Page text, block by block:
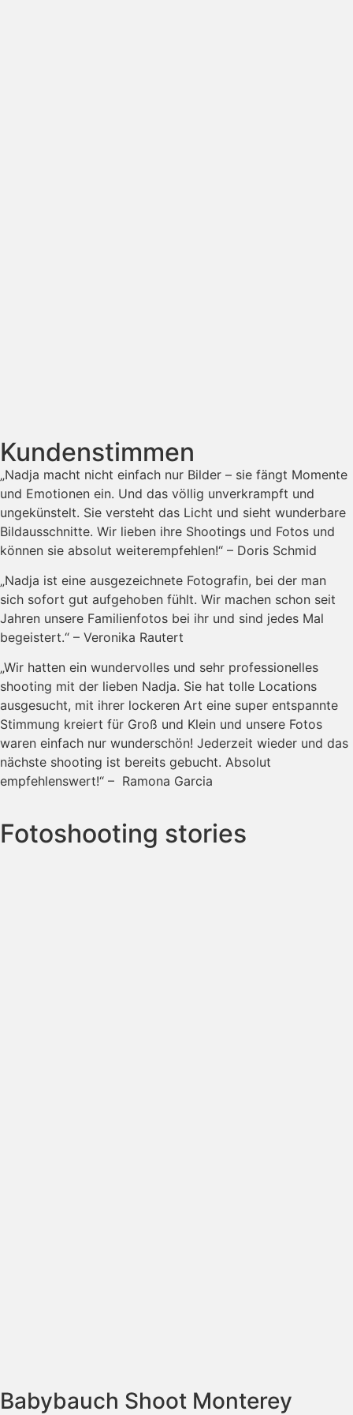
Kundenstimmen
„Nadja macht nicht einfach nur Bilder – sie fängt Momente
und Emotionen ein. Und das völlig unverkrampft und
ungekünstelt. Sie versteht das Licht und sieht wunderbare
Bildausschnitte. Wir lieben ihre Shootings und Fotos und
können sie absolut weiterempfehlen!“ – Doris Schmid
„Nadja ist eine ausgezeichnete Fotografin, bei der man
sich sofort gut aufgehoben fühlt. Wir machen schon seit
Jahren unsere Familienfotos bei ihr und sind jedes Mal
begeistert.“ – Veronika Rautert
„Wir hatten ein wundervolles und sehr professionelles
shooting mit der lieben Nadja. Sie hat tolle Locations
ausgesucht, mit ihrer lockeren Art eine super entspannte
Stimmung kreiert für Groß und Klein und unsere Fotos
waren einfach nur wunderschön! Jederzeit wieder und das
nächste shooting ist bereits gebucht. Absolut
empfehlenswert!“ – Ramona Garcia
Fotoshooting stories
Babybauch Shoot Monterey